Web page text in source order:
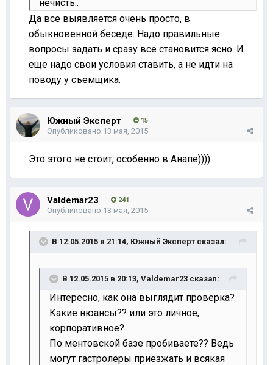
нечисть..
Да все выявляется очень просто, в
обыкновенной беседе. Надо правильные
вопросы задать и сразу все становится ясно. И
еще надо свои условия ставить, а не идти на
поводу у съемщика.
Южный Эксперт 15
Опубликовано 13 мая, 2015
Это этого не стоит, особенно в Анапе))))
Valdemar23 241
Опубликовано 13 мая, 2015
В 12.05.2015 в 21:14, Южный Эксперт сказал:
В 12.05.2015 в 20:13, Valdemar23 сказал:
Интересно, как она выглядит проверка?
Какие нюансы?? или это личное,
корпоративное?
По ментовской базе пробиваете?? Ведь
могут гастролеры приезжать и всякая